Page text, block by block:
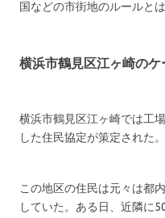
国などの市街地のルールと
横浜市鶴見区江ヶ崎のケ
横浜市鶴見区江ヶ崎では工
した住民協定が策定された。
この地区の住民は元々は都
していた。ある日、近隣に